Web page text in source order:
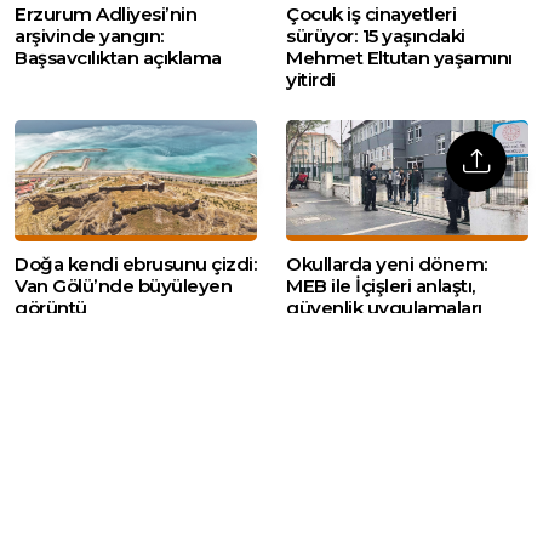
Erzurum Adliyesi’nin
arşivinde yangın:
Başsavcılıktan açıklama
Çocuk iş cinayetleri
sürüyor: 15 yaşındaki
Mehmet Eltutan yaşamını
yitirdi
Doğa kendi ebrusunu çizdi:
Van Gölü’nde büyüleyen
görüntü
Okullarda yeni dönem:
MEB ile İçişleri anlaştı,
güvenlik uygulamaları